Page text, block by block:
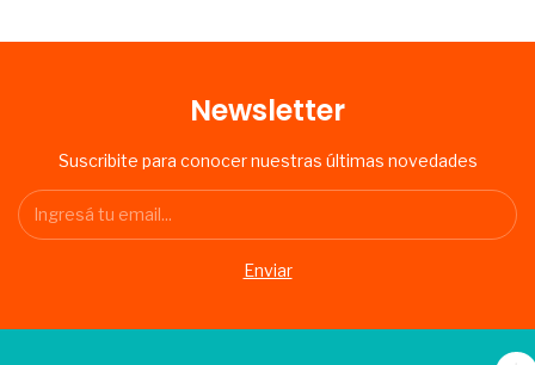
Newsletter
Suscribite para conocer nuestras últimas novedades